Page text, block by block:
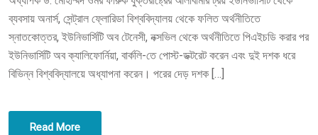
O
N
ব্যবসায় অনার্স, সেন্ট্রাল ফ্লোরিডা বিশ্ববিদ্যালয় থেকে ফলিত অর্থনীতিতে
স্নাতকোত্তর, ইউনিভার্সিটি অব টেনেসী, নক্সভিল থেকে অর্থনীতিতে পিএইচডি করার পর
ইউনিভার্সিটি অব ক্যালিফোর্নিয়া, বার্কলি-তে পোস্ট-ডক্টরেট করেন এবং দুই দশক ধরে
বিভিন্ন বিশ্ববিদ্যালয়ে অধ্যাপনা করেন। পরের দেড় দশক […]
Read More